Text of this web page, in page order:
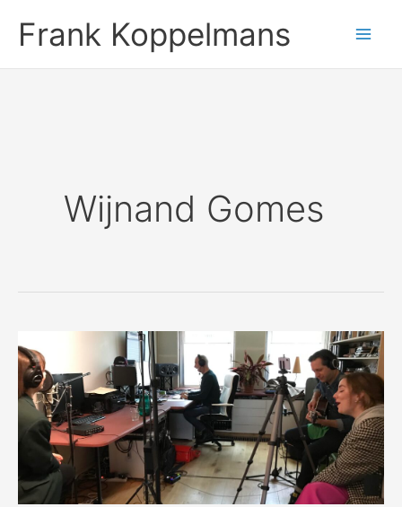
naar
de
Frank Koppelmans
Wijnand Gomes